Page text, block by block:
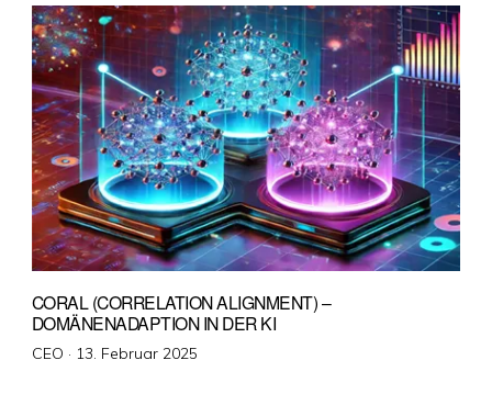
CORAL (CORRELATION ALIGNMENT) –
DOMÄNENADAPTION IN DER KI
CEO · Veröffentlicht
13. Februar 2025